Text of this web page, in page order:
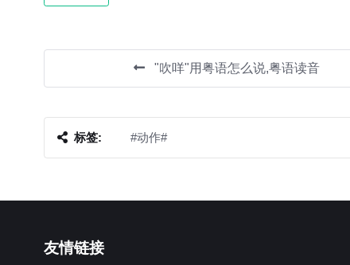
"吹咩"用粤语怎么说,粤语读音
标签: #动作#
友情链接